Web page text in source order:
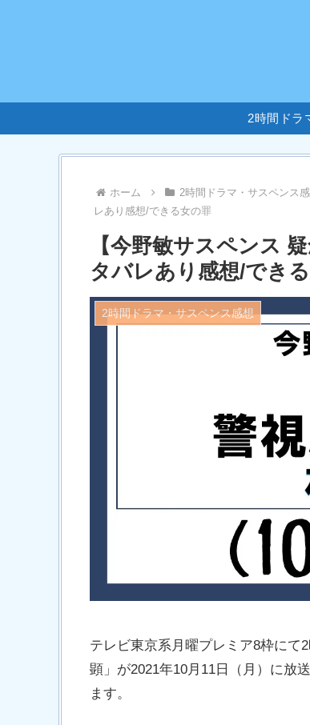
2時間ドラ
ホーム 2時間ドラマ・サスペンス
レあり感想/できる女の罪
【今野敏サスペンス
タバレあり感想/でき
2時間ドラマ・サスペンス感想
テレビ東京系月曜プレミア8枠にて
顕」が2021年10月11日（月）に放
ます。